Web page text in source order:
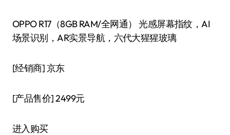
OPPO R17（8GB RAM/全网通） 光感屏幕指纹，AI
场景识别，AR实景导航，六代大猩猩玻璃
[经销商]京东
[产品售价]2499元
进入购买